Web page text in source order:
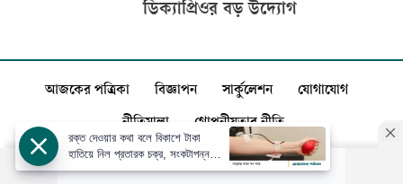
ডিক্যাপ্রিওর বড় উদ্যোগ
আজকের পত্রিকা বিজ্ঞাপন সার্কুলেশন যোগাযোগ
নীতিমালা গোপনীয়তার নীতি
রক্ত দেওয়ার কথা বলে বিকাশে টাকা
হাতিয়ে নিল প্রতারক চক্র, সংকটাপন্ন
প্রসূতি